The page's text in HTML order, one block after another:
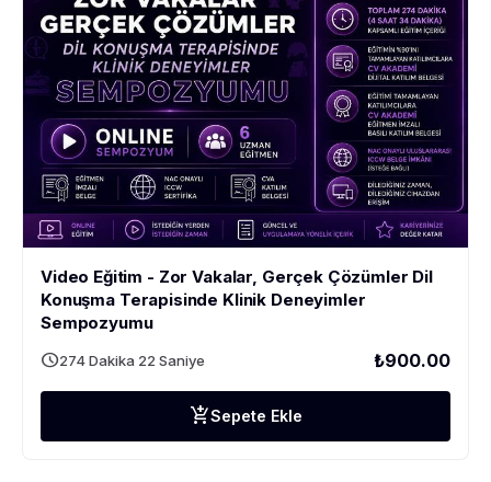
Video Eğitim - Zor Vakalar, Gerçek Çözümler Dil
Konuşma Terapisinde Klinik Deneyimler
Sempozyumu
schedule274 Dakika 22 Saniye ₺900.00
add_shopping_cartSepete Ekle